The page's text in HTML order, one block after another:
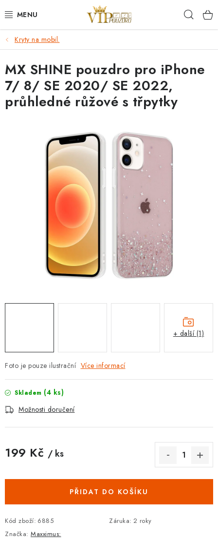
na
KRYTY NA MOBIL.
OCHRANA DISPLEJE - SKLO A FÓLIE
KABELY A NABÍJEČKY
DRŽÁKY A STOJÁNKY
BRAŠNY NA NOTEBOOKY
POUZDRA, OBALY NA APPLE AIRPODS
DOPRAVA A PLATBA
VRÁCENÍ ZBOŽÍ A REKLAMACE
Jak nakupovat
Obchodní podmínky
Ochrana osobních údajů
Doprava a platba
Vrácení zboží a reklamace
Kryty na mobil.
Foto je pouze ilustrační Více informací
Skladem (4 ks)
Možnosti doručení
199 Kč / ks
PŘIDAT DO KOŠÍKU
Kód zboží: 6885 Záruka: 2 roky
Značka: Maxximus:
MX SHINE pouzdro pro iPhone
7/ 8/ SE 2020/ SE 2022,
průhledné růžové s třpytky
+ další (1)